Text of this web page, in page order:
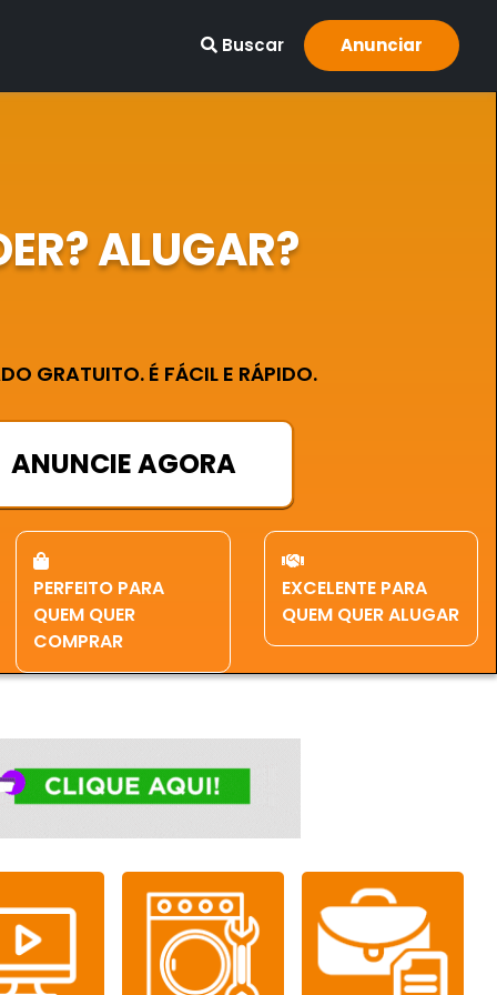
Buscar Anunciar
ALUGAR?
GRATUITO. É FÁCIL E RÁPIDO.
ANUNCIE AGORA
PERFEITO PARA
QUEM QUER
COMPRAR
EXCELENTE PARA
QUEM QUER ALUGAR